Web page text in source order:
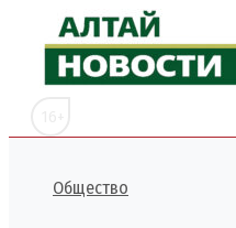
Перейти
содержимому
Общество